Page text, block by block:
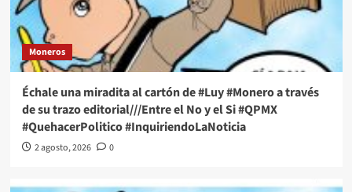
Moneros
Échale una miradita al cartón de #Luy #Monero a través
de su trazo editorial///Entre el No y el Si #QPMX
#QuehacerPolitico #InquiriendoLaNoticia
2 agosto, 2026 0